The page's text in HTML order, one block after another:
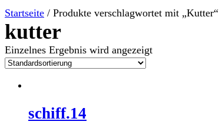
Startseite / Produkte verschlagwortet mit „Kutter“
kutter
Einzelnes Ergebnis wird angezeigt
schiff.14